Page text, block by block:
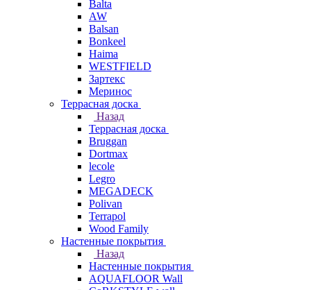
Balta
AW
Balsan
Bonkeel
Haima
WESTFIELD
Зартекс
Меринос
Террасная доска
Назад
Террасная доска
Bruggan
Dortmax
lecole
Legro
MEGADECK
Polivan
Terrapol
Wood Family
Настенные покрытия
Назад
Настенные покрытия
AQUAFLOOR Wall